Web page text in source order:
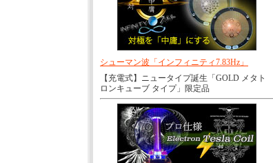
シューマン波「インフィニティ7.83Hz」
【充電式】ニュータイプ誕生「GOLD メタト
ロンキューブ タイプ」限定品